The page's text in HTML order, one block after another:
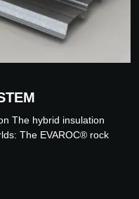
The hybrid insulation
The EVAROC® rock